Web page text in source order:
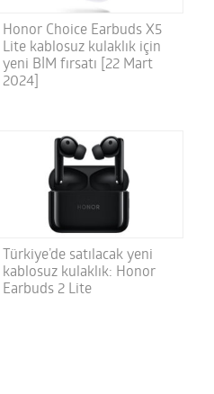
Honor Choice Earbuds X5
Lite kablosuz kulaklık için
yeni BİM fırsatı [22 Mart
2024]
Türkiye’de satılacak yeni
kablosuz kulaklık: Honor
Earbuds 2 Lite